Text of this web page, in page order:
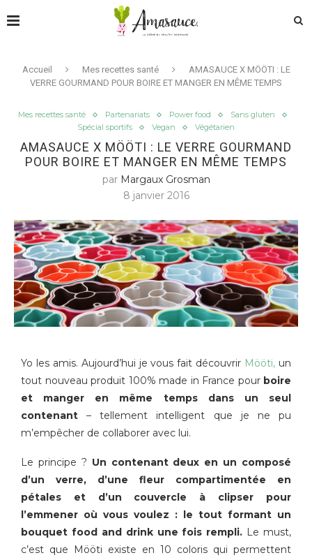
Accueil Mes recettes santé
AMASAUCE X MÖÖTI : LE
VERRE GOURMAND POUR BOIRE ET MANGER EN MÊME TEMPS
Mes recettes santé Partenariats Power food
Sans gluten
Spécial sportifs
Vegan Végétarien
AMASAUCE X MÖÖTI : LE VERRE GOURMAND
POUR BOIRE ET MANGER EN MÊME TEMPS
par Margaux Grosman
8 janvier 2016
Yo les amis. Aujourd’hui je vous fait découvrir Mööti, un
tout nouveau produit 100% made in France pour boire
et manger en même temps dans un seul
contenant – tellement intelligent que je ne pu
m’empêcher de collaborer avec lui.
Le principe ? Un contenant deux en un composé
d’un verre, d’une fleur compartimentée en
pétales et d’un couvercle à clipser pour
l’emmener où vous voulez : le tout formant un
bouquet food and drink une fois rempli. Le must,
c’est que Mööti existe en 10 coloris qui permettent